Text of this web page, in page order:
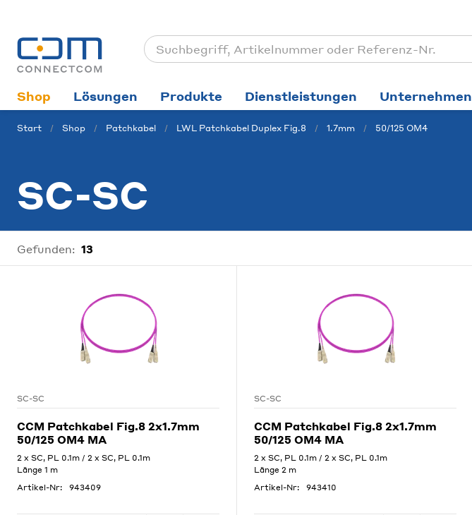
Shop Lösungen Produkte Dienstleistungen Unternehmen
Start Shop Patchkabel LWL Patchkabel Duplex Fig.8 1.7mm 50/125 OM4
SC-SC
Gefunden: 13
SC-SC
CCM Patchkabel Fig.8 2x1.7mm
50/125 OM4 MA
2 x SC, PL 0.1m / 2 x SC, PL 0.1m
Länge 1 m
Artikel-Nr:
943409
SC-SC
CCM Patchkabel Fig.8 2x1.7mm
50/125 OM4 MA
2 x SC, PL 0.1m / 2 x SC, PL 0.1m
Länge 2 m
Artikel-Nr:
943410